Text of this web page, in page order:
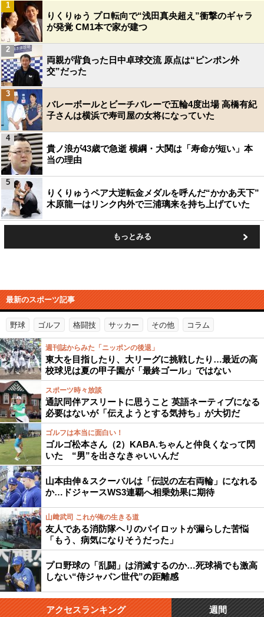
りくりゅう プロ転向で“浅田真央超え”衝撃のギャラ
が発覚 CM1本で家が建つ
1
両親が背負った日中卓球交流 原点は“ピンポン外
交”だった
2
バレーボールとビーチバレーで五輪4度出場 高橋有紀
子さんは横浜で寿司屋の女将になっていた
3
貴ノ浪が43歳で急逝 横綱・大関は「寿命が短い」本
当の理由
4
りくりゅうペア大逆転金メダルを呼んだ“かかあ天下”
木原龍一はリンク内外で三浦璃来を持ち上げていた
5
もっとみる
最新のスポーツ記事
野球 ゴルフ 格闘技 サッカー その他 コラム
週刊誌からみた「ニッポンの後退」
東大を目指したり、大リーグに挑戦したり…最近の高
校球児は夏の甲子園が「最終ゴール」ではない
スポーツ時々放談
通訳同伴アスリートに思うこと 英語ネーティブになる
必要はないが「伝えようとする気持ち」が大切だ
ゴルフは本当に面白い！
ゴルゴ松本さん（2）KABA.ちゃんと仲良くなって閃
いた “男”を出さなきゃいいんだ
山本由伸＆スクーバルは「伝説の左右両輪」になれる
か…ドジャースWS3連覇へ相乗効果に期待
山﨑武司 これが俺の生きる道
友人である消防隊ヘリのパイロットが漏らした苦悩
「もう、病気になりそうだった」
プロ野球の「乱闘」は消滅するのか…死球禍でも激高
しない“侍ジャパン世代”の距離感
アクセスランキング 週間